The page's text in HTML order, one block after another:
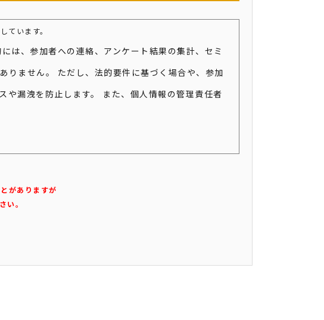
ています。
は、参加者への連絡、アンケート結果の集計、セミ
りません。 ただし、法的要件に基づく場合や、参加
や漏洩を防止します。 また、個人情報の管理責任者
がありますが
い。